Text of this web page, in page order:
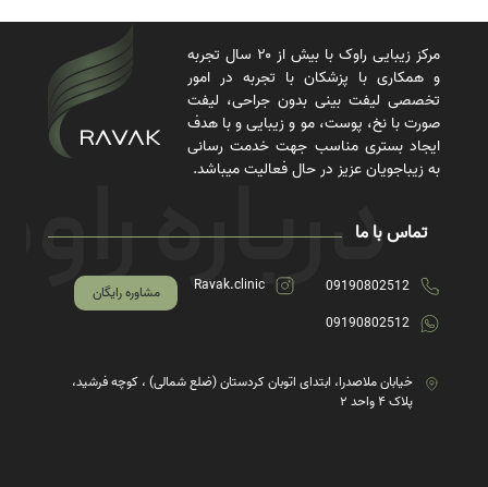
مرکز زیبایی راوک با بیش از ۲۰ سال تجربه
و همکاری با پزشکان با تجربه در امور
تخصصی لیفت بینی بدون جراحی، لیفت
صورت با نخ، پوست، مو و زیبایی و با هدف
ایجاد بستری مناسب جهت خدمت رسانی
به زیباجویان عزیز در حال فعالیت میباشد.
تماس با ما
09190802512
09190802512
Ravak.clinic مشاوره رایگان
خیابان ملاصدرا، ابتدای اتوبان کردستان (ضلع شمالی) ، کوچه فرشید،
پلاک ۴ واحد ۲